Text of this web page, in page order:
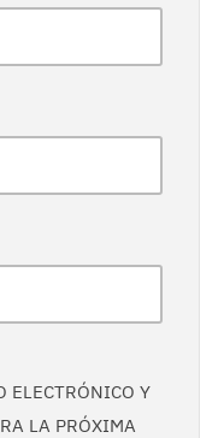
ELECTRÓNICO Y
LA PRÓXIMA